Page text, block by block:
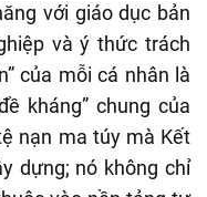
với giáo dục bản
và ý thức trách
của mỗi cá nhân là
kháng” chung của
nạn ma túy mà Kết
dựng; nó không chỉ